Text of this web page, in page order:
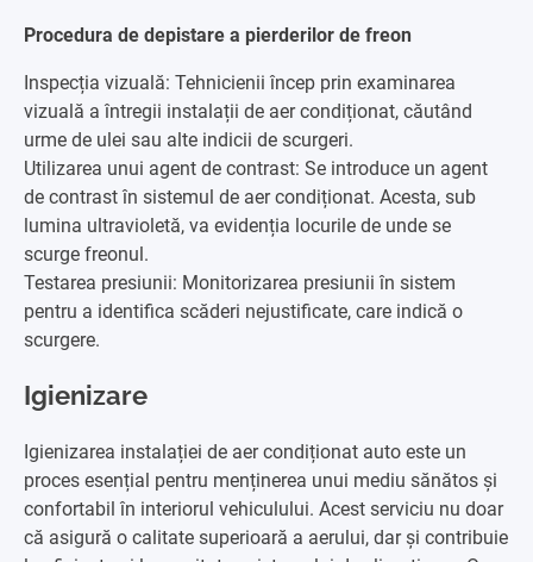
Procedura de depistare a pierderilor de freon
Inspecția vizuală: Tehnicienii încep prin examinarea
vizuală a întregii instalații de aer condiționat, căutând
urme de ulei sau alte indicii de scurgeri.
Utilizarea unui agent de contrast: Se introduce un agent
de contrast în sistemul de aer condiționat. Acesta, sub
lumina ultravioletă, va evidenția locurile de unde se
scurge freonul.
Testarea presiunii: Monitorizarea presiunii în sistem
pentru a identifica scăderi nejustificate, care indică o
scurgere.
Igienizare
Igienizarea instalației de aer condiționat auto este un
proces esențial pentru menținerea unui mediu sănătos și
confortabil în interiorul vehiculului. Acest serviciu nu doar
că asigură o calitate superioară a aerului, dar și contribuie